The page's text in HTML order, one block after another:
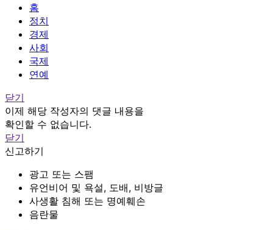
홈
정치
경제
사회
국제
연예
닫기
이제 해당 작성자의 댓글 내용을
확인할 수 없습니다.
닫기
신고하기
광고 또는 스팸
유언비어 및 욕설, 도배, 비방글
사생활 침해 또는 명예훼손
음란물